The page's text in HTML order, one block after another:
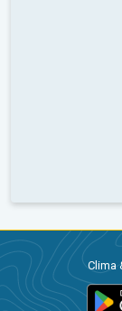
Clima